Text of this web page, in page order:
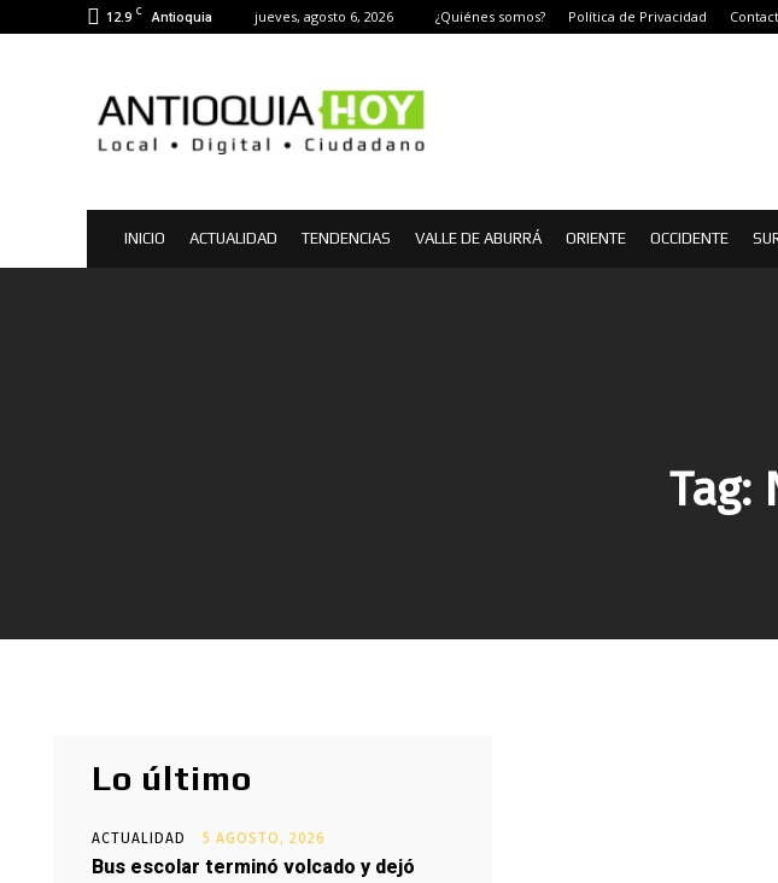
12.9 C Antioquia jueves, agosto 6, 2026 ¿Quiénes somos? Política de Privacidad
Hoy
|
Noticias
Antioquia
INICIO ACTUALIDAD TENDENCIAS VALLE DE ABURRÁ ORIENTE OCCIDENTE
Tag:
Lo último
ACTUALIDAD 5 AGOSTO, 2026
Bus escolar terminó volcado y dejó